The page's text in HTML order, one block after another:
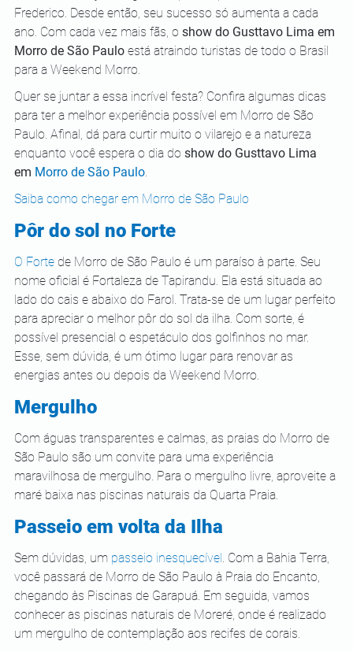
Frederico. Desde então, seu sucesso só aumenta a cada
ano. Com cada vez mais fãs, o show do Gusttavo Lima em
Morro de São Paulo está atraindo turistas de todo o Brasil
para a Weekend Morro.
Quer se juntar a essa incrível festa? Confira algumas dicas
para ter a melhor experiência possível em Morro de São
Paulo. Afinal, dá para curtir muito o vilarejo e a natureza
enquanto você espera o dia do show do Gusttavo Lima
em Morro de São Paulo
Saiba como chegar em Morro de São Paulo
Pôr do sol no Forte
O Forte de Morro de São Paulo é um paraíso à parte. Seu
nome oficial é Fortaleza de Tapirandu. Ela está situada ao
lado do cais e abaixo do Farol. Trata-se de um lugar perfeito
para apreciar o melhor pôr do sol da ilha. Com sorte, é
possível presencial o espetáculo dos golfinhos no mar.
Esse, sem dúvida, é um ótimo lugar para renovar as
energias antes ou depois da Weekend Morro.
Mergulho
Com águas transparentes e calmas, as praias do Morro de
São Paulo são um convite para uma experiência
maravilhosa de mergulho. Para o mergulho livre, aproveite a
maré baixa nas piscinas naturais da Quarta Praia.
Passeio em volta da Ilha
Sem dúvidas, um passeio inesquecível . Com a Bahia Terra,
você passará de Morro de São Paulo à Praia do Encanto,
chegando às Piscinas de Garapuá. Em seguida, vamos
conhecer as piscinas naturais de Moreré, onde é realizado
um mergulho de contemplação aos recifes de corais.